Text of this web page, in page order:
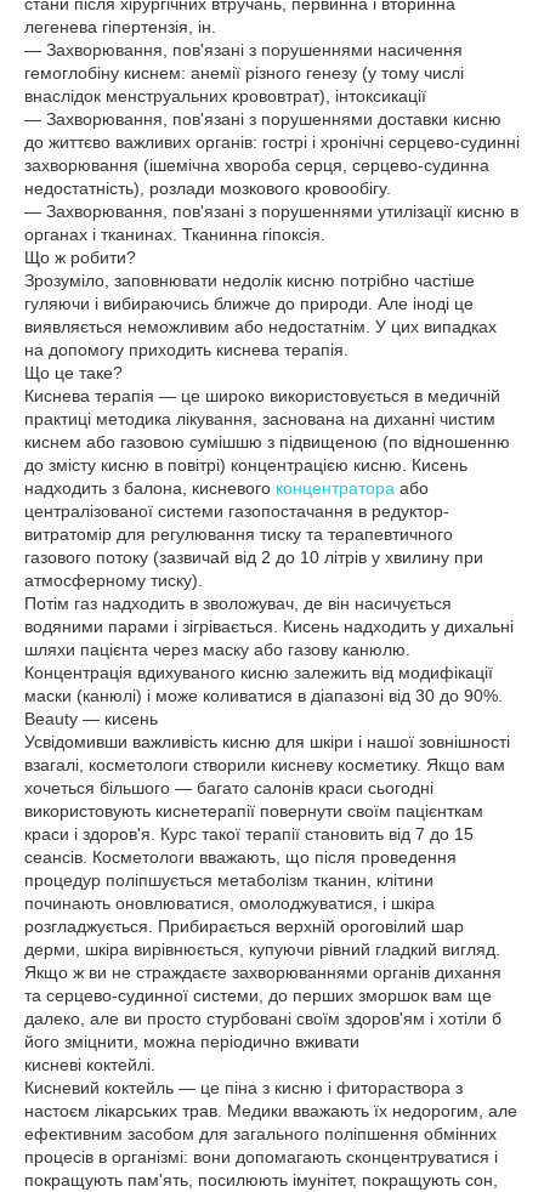
легенева гіпертензія, ін.
— Захворювання, пов'язані з порушеннями насичення
гемоглобіну киснем: анемії різного генезу (у тому числі
внаслідок менструальних крововтрат), інтоксикації
— Захворювання, пов'язані з порушеннями доставки кисню
до життєво важливих органів: гострі і хронічні серцево-судинні
захворювання (ішемічна хвороба серця, серцево-судинна
недостатність), розлади мозкового кровообігу.
— Захворювання, пов'язані з порушеннями утилізації кисню в
органах і тканинах. Тканинна гіпоксія.
Що ж робити?
Зрозуміло, заповнювати недолік кисню потрібно частіше
гуляючи і вибираючись ближче до природи. Але іноді це
виявляється неможливим або недостатнім. У цих випадках
на допомогу приходить киснева терапія.
Що це таке?
Киснева терапія — це широко використовується в медичній
практиці методика лікування, заснована на диханні чистим
киснем або газовою сумішшю з підвищеною (по відношенню
до змісту кисню в повітрі) концентрацією кисню. Кисень
надходить з балона, кисневого концентратора або
централізованої системи газопостачання в редуктор-
витратомір для регулювання тиску та терапевтичного
газового потоку (зазвичай від 2 до 10 літрів у хвилину при
атмосферному тиску).
Потім газ надходить в зволожувач, де він насичується
водяними парами і зігрівається. Кисень надходить у дихальні
шляхи пацієнта через маску або газову канюлю.
Концентрація вдихуваного кисню залежить від модифікації
маски (канюлі) і може коливатися в діапазоні від 30 до 90%.
Beauty — кисень
Усвідомивши важливість кисню для шкіри і нашої зовнішності
взагалі, косметологи створили кисневу косметику. Якщо вам
хочеться більшого — багато салонів краси сьогодні
використовують киснетерапії повернути своїм пацієнткам
краси і здоров'я. Курс такої терапії становить від 7 до 15
сеансів. Косметологи вважають, що після проведення
процедур поліпшується метаболізм тканин, клітини
починають оновлюватися, омолоджуватися, і шкіра
розгладжується. Прибирається верхній ороговілий шар
дерми, шкіра вирівнюється, купуючи рівний гладкий вигляд.
Якщо ж ви не страждаєте захворюваннями органів дихання
та серцево-судинної системи, до перших зморшок вам ще
далеко, але ви просто стурбовані своїм здоров'ям і хотіли б
його зміцнити, можна періодично вживати
кисневі коктейлі.
Кисневий коктейль — це піна з кисню і фитораствора з
настоєм лікарських трав. Медики вважають їх недорогим, але
ефективним засобом для загального поліпшення обмінних
процесів в організмі: вони допомагають сконцентруватися і
покращують пам'ять, посилюють імунітет, покращують сон,